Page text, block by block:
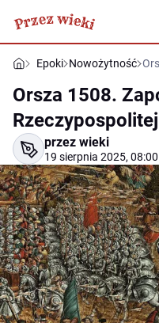
Epoki Nowożytność
Orsza 1508.
przez wieki
19 sierpnia 2025, 08:00